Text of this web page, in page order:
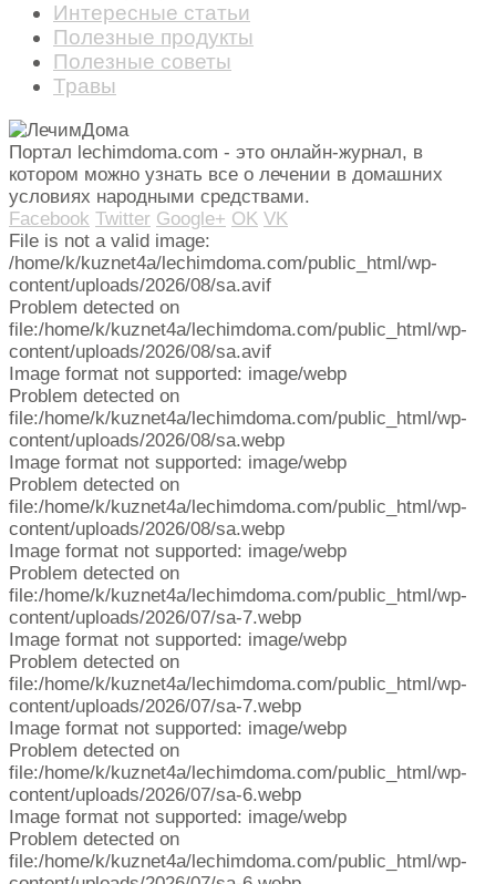
Интересные статьи
Полезные продукты
Полезные советы
Травы
Портал lechimdoma.com - это онлайн-журнал, в
котором можно узнать все о лечении в домашних
условиях народными средствами.
Facebook Twitter Google+ OK VK
File is not a valid image:
/home/k/kuznet4a/lechimdoma.com/public_html/wp-
content/uploads/2026/08/sa.avif
Problem detected on
file:/home/k/kuznet4a/lechimdoma.com/public_html/wp-
content/uploads/2026/08/sa.avif
Image format not supported: image/webp
Problem detected on
file:/home/k/kuznet4a/lechimdoma.com/public_html/wp-
content/uploads/2026/08/sa.webp
Image format not supported: image/webp
Problem detected on
file:/home/k/kuznet4a/lechimdoma.com/public_html/wp-
content/uploads/2026/08/sa.webp
Image format not supported: image/webp
Problem detected on
file:/home/k/kuznet4a/lechimdoma.com/public_html/wp-
content/uploads/2026/07/sa-7.webp
Image format not supported: image/webp
Problem detected on
file:/home/k/kuznet4a/lechimdoma.com/public_html/wp-
content/uploads/2026/07/sa-7.webp
Image format not supported: image/webp
Problem detected on
file:/home/k/kuznet4a/lechimdoma.com/public_html/wp-
content/uploads/2026/07/sa-6.webp
Image format not supported: image/webp
Problem detected on
file:/home/k/kuznet4a/lechimdoma.com/public_html/wp-